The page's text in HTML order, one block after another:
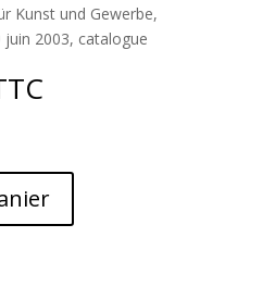
Kunst und Gewerbe,
2003, catalogue